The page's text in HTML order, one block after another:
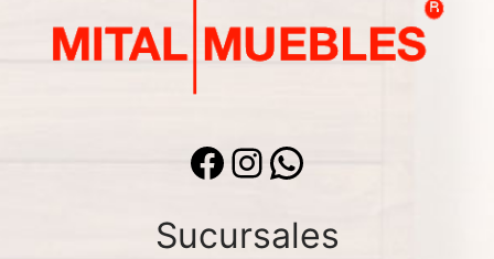
Facebook Instagram
Sucursales